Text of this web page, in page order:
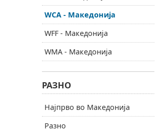
WCA - Македонија
WFF - Македонија
WMA - Македонија
РАЗНО
Најпрво во Македонија
Разно